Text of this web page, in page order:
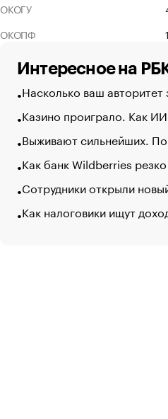
ОКОГУ
ОКОПФ
Интересное на
Насколько ваш авторитет
Казино проиграло. Как
Выживают сильнейших.
Как банк Wildberries
Сотрудники открыли
Как налоговики ищут